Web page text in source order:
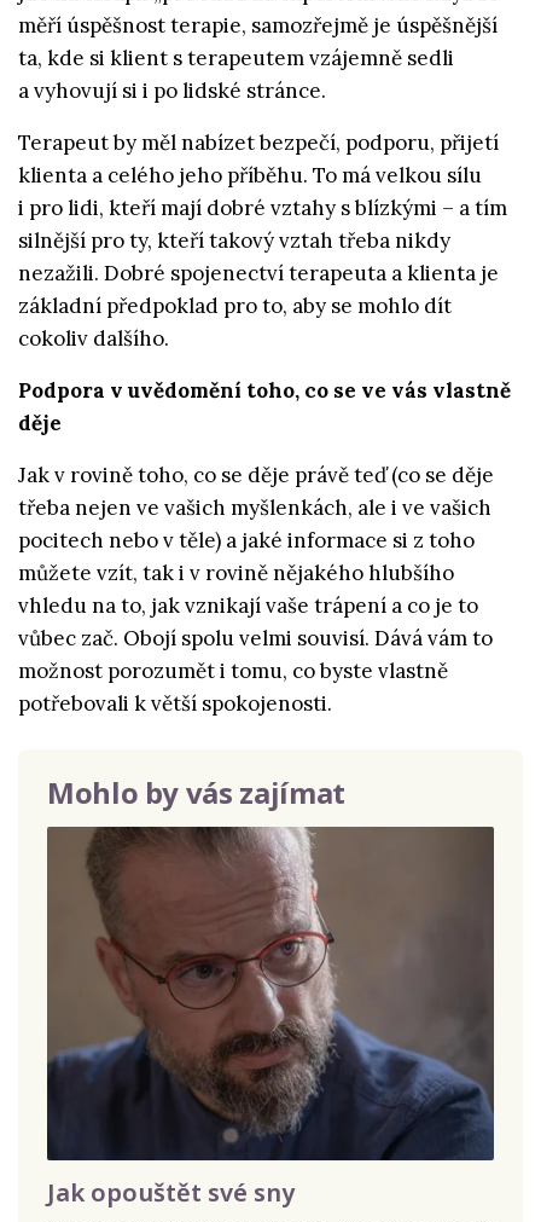
měří úspěšnost terapie, samozřejmě je úspěšnější
ta, kde si klient s terapeutem vzájemně sedli
a vyhovují si i po lidské stránce.
Terapeut by měl nabízet bezpečí, podporu, přijetí
klienta a celého jeho příběhu. To má velkou sílu
i pro lidi, kteří mají dobré vztahy s blízkými – a tím
silnější pro ty, kteří takový vztah třeba nikdy
nezažili. Dobré spojenectví terapeuta a klienta je
základní předpoklad pro to, aby se mohlo dít
cokoliv dalšího.
Podpora v uvědomění toho, co se ve vás vlastně
děje
Jak v rovině toho, co se děje právě teď (co se děje
třeba nejen ve vašich myšlenkách, ale i ve vašich
pocitech nebo v těle) a jaké informace si z toho
můžete vzít, tak i v rovině nějakého hlubšího
vhledu na to, jak vznikají vaše trápení a co je to
vůbec zač. Obojí spolu velmi souvisí. Dává vám to
možnost porozumět i tomu, co byste vlastně
potřebovali k větší spokojenosti.
Mohlo by vás zajímat
Jak opouštět své sny